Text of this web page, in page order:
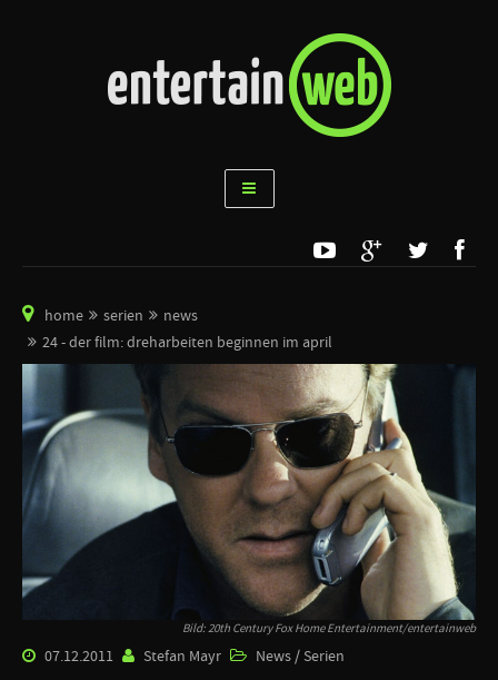
home serien
news
24 - der film: dreharbeiten beginnen im april
Bild: 20th Century Fox Home Entertainment/entertainweb
07.12.2011 Stefan Mayr News / Serien